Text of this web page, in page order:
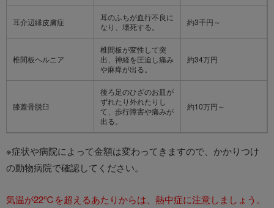
耳介辺縁皮膚症
耳のふちが血行不良に
なり、壊死する。
約3千円～
椎間板ヘルニア
椎間板が変性して突
出、神経を圧迫し痛み
や麻痺が出る。
約34万円
膝蓋骨脱臼
後ろ足のひざのお皿が
ずれたり外れたりし
て、歩行障害や痛みが
出る。
約10万円～
※症状や病院によって金額は変わってきますので、かかりつけ
の動物病院で確認してください。
気温が22℃を超えるあたりからは、熱中症に注意しましょう。